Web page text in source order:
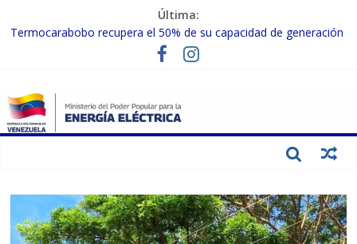
Última:
Termocarabobo recupera el 50% de su capacidad de generación
MPPEE avanza en la recuperación de infraestructuras eléctricas
Gobierno Nacional coordina acciones con el sector privado para
fortalecer el SEN ante el «Súper Niño»
Inspeccionan trabajos de rehabilitación en instalaciones del SEN